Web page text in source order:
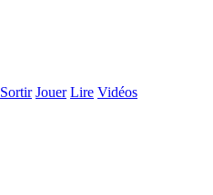
Sortir Jouer Lire Vidéos